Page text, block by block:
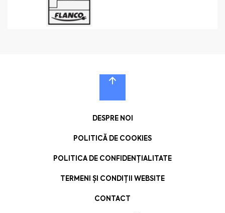
DESPRE NOI
POLITICĂ DE COOKIES
POLITICA DE CONFIDENȚIALITATE
TERMENI ȘI CONDIȚII WEBSITE
CONTACT